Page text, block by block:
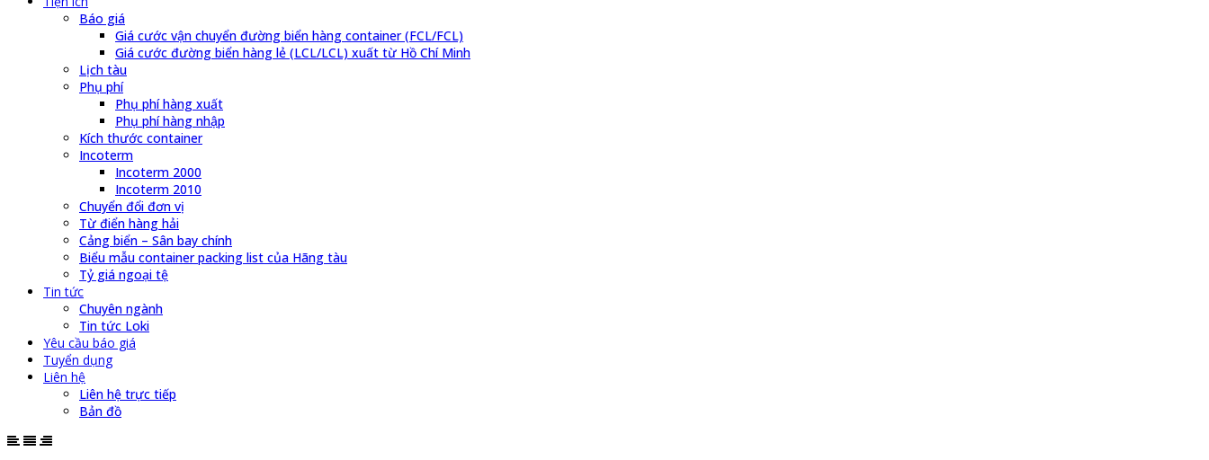
Báo giá
Giá cước vận chuyển đường biển hàng container (FCL/FCL)
Giá cước đường biển hàng lẻ (LCL/LCL) xuất từ Hồ Chí Minh
Lịch tàu
Phụ phí
Phụ phí hàng xuất
Phụ phí hàng nhập
Kích thước container
Incoterm
Incoterm 2000
Incoterm 2010
Chuyển đổi đơn vị
Từ điển hàng hải
Cảng biển – Sân bay chính
Biểu mẫu container packing list của Hãng tàu
Tỷ giá ngoại tệ
Tin tức
Chuyên ngành
Tin tức Loki
Yêu cầu báo giá
Tuyển dụng
Liên hệ
Liên hệ trực tiếp
Bản đồ